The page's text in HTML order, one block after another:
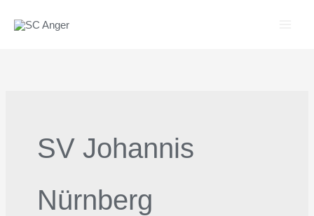
Inhalt
SV Johannis
Nürnberg